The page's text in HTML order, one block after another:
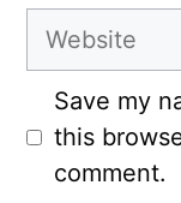
Website
Save my
this
comment.